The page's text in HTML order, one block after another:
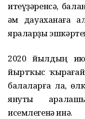
итеүҙәренсә,
һәм дауаханаға
яраларҙы
2020 йылдың
йыртҡыс
балаларға ла,
януты
исемлегенә инә.